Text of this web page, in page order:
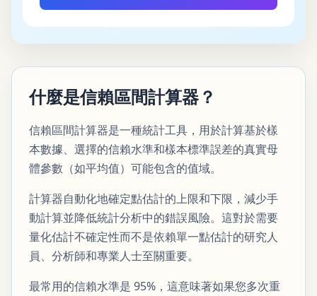
什麼是信賴區間計算器？
信賴區間計算器是一種統計工具，用於計算基於樣
本數據、選擇的信賴水準和樣本標準誤差的真實母
體參數（如平均值）可能包含的值域。
計算器自動化地確定點估計的上限和下限，減少手
動計算並降低統計分析中的錯誤風險。這對於需要
量化估計不確定性而不是依賴單一點估計的研究人
員、分析師和專業人士至關重要。
最常用的信賴水準是 95%，這意味著如果您多次重